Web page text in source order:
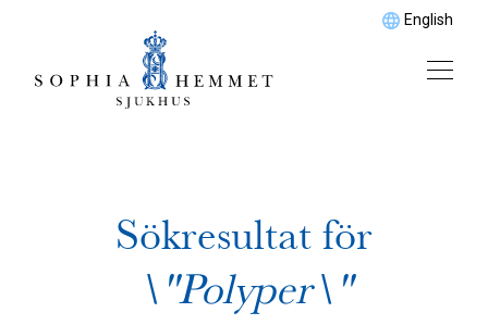
English
Sökresultat för
\"Polyper\"